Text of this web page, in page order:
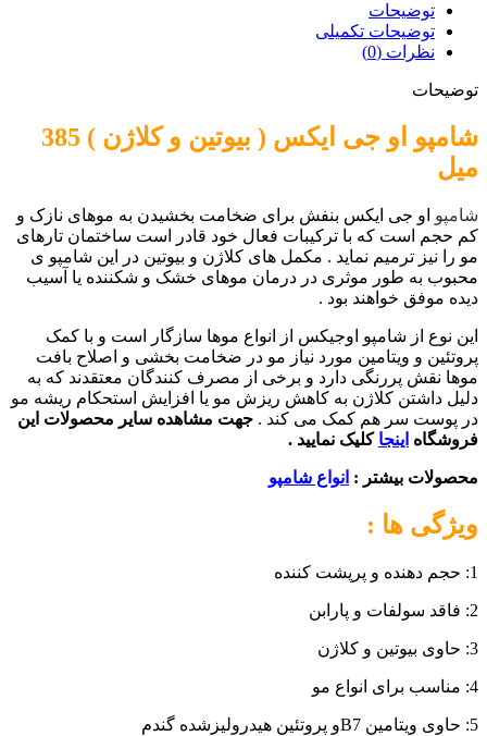
توضیحات
توضیحات تکمیلی
نظرات (0)
توضیحات
شامپو او جی ایکس ( بیوتین و کلاژن ) 385
میل
شامپو او جی ایکس بنفش برای ضخامت بخشیدن به موهای نازک و
کم حجم است که با ترکیبات فعال خود قادر است ساختمان تارهای
مو را نیز ترمیم نماید . مکمل های کلاژن و بیوتین در این شامپو ی
محبوب به طور موثری در درمان موهای خشک و شکننده یا آسیب
دیده موفق خواهند بود .
این نوع از شامپو اوجیکس از انواع موها سازگار است و با کمک
پروتئین و ویتامین مورد نیاز مو در ضخامت بخشی و اصلاح بافت
موها نقش پررنگی دارد و برخی از مصرف کنندگان معتقدند که به
دلیل داشتن کلاژن به کاهش ریزش مو یا افزایش استحکام ریشه مو
در پوست سر هم کمک می کند . جهت مشاهده سایر محصولات این
فروشگاه اینجا کلیک نمایید .
محصولات بیشتر : انواع شامپو
ویژگی ها :
1: حجم دهنده و پرپشت کننده
2: فاقد سولفات و پارابن
3: حاوی بیوتین و کلاژن
4: مناسب برای انواع مو
5: حاوی ویتامین B7و پروتئین هیدرولیزشده گندم